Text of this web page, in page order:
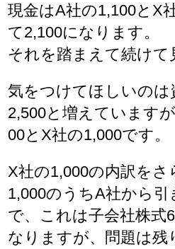
現金はA社の1,100とX
て2,100になります。
それを踏まえて続けて
気をつけてほしいのは
2,500と増えています
00とX社の1,000です。
X社の1,000の内訳をさ
1,000のうちA社から
で、これは子会社株式
なりますが、問題は残